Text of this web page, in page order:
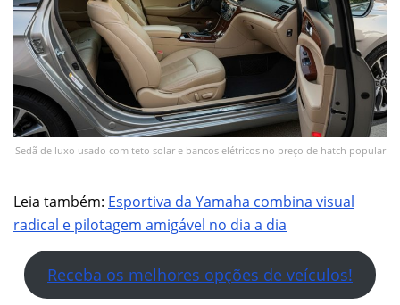
Sedã de luxo usado com teto solar e bancos elétricos no preço de hatch popular
Leia também: Esportiva da Yamaha combina visual
radical e pilotagem amigável no dia a dia
Receba os melhores opções de veículos!